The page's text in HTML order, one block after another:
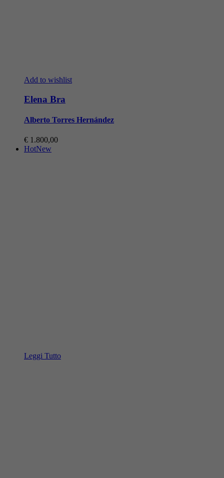
Add to wishlist
Elena Bra
Alberto Torres Hernández
€ 1.800,00
HotNew
Leggi Tutto